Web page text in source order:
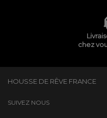
chez
HOUSSE DE RÊVE FRANCE
SUIVEZ NOUS